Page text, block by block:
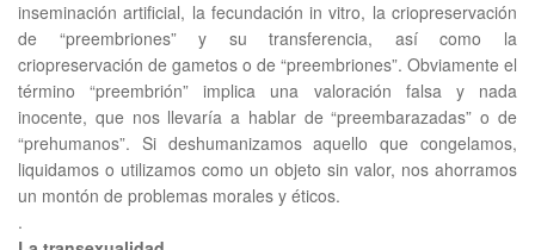
inseminación artificial, la fecundación in vitro, la criopreservación
de “preembriones” y su transferencia, así como la
criopreservación de gametos o de “preembriones”. Obviamente el
término “preembrión” implica una valoración falsa y nada
inocente, que nos llevaría a hablar de “preembarazadas” o de
“prehumanos”. Si deshumanizamos aquello que congelamos,
liquidamos o utilizamos como un objeto sin valor, nos ahorramos
un montón de problemas morales y éticos.
.